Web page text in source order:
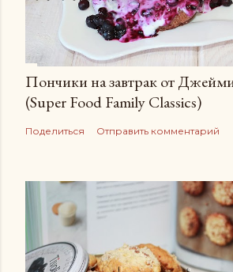
Пончики на завтрак от
(Super Food Family Сlassics)
Поделиться Отправить комментарий